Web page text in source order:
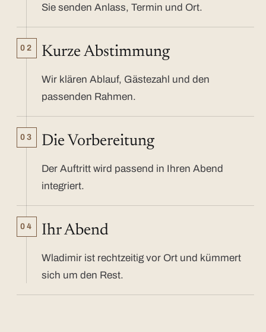
Sie senden Anlass, Termin und Ort.
02 Kurze Abstimmung
Wir klären Ablauf, Gästezahl und den
passenden Rahmen.
03 Die Vorbereitung
Der Auftritt wird passend in Ihren Abend
integriert.
04 Ihr Abend
Wladimir ist rechtzeitig vor Ort und kümmert
sich um den Rest.